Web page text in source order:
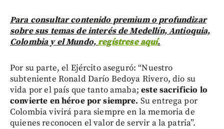
Para consultar contenido premium o profundizar
sobre sus temas de interés de Medellín, Antioquia,
Colombia y el Mundo,regístrese aquí.
Por su parte, el Ejército aseguró: “Nuestro
subteniente Ronald Darío Bedoya Rivero, dio su
vida por el país que tanto amaba;este sacrificio lo
convierte en héroe por siempre. Su entrega por
Colombia vivirá para siempre en la memoria de
quienes reconocen el valor de servir a la patria”.